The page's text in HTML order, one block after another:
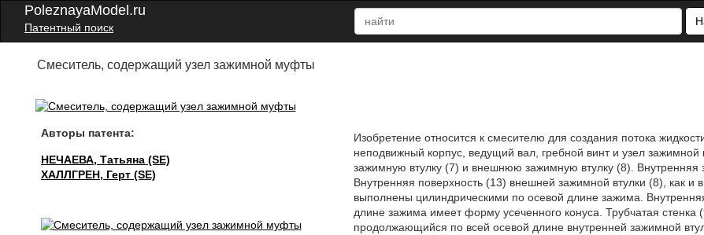
PoleznayaModel.ru
Патентный поиск
Смеситель, содержащий узел зажимной муфты
Авторы патента:
НЕЧАЕВА, Татьяна (SE)
ХАЛЛГРЕН, Герт (SE)
Изобретение относится к смесителю для создания потока
неподвижный корпус, ведущий вал, гребной винт и узел
зажимную втулку (7) и внешнюю зажимную втулку (8). Внутренняя
Внутренняя поверхность (13) внешней зажимной втулки (8), как и
выполнены цилиндрическими по осевой длине зажима.
длине зажима имеет форму усеченного конуса. Трубчатая стенка
продолжающийся по всей осевой длине внутренней зажимной